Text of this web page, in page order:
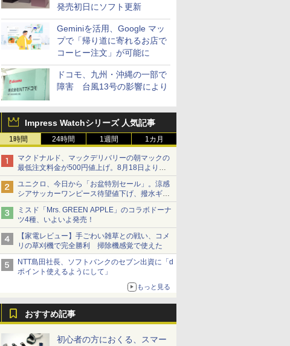
発売初日にソフト更新
Geminiを活用、Google マッ
プで「帰り道に寄れるお店で
コーヒー注文」が可能に
ドコモ、九州・沖縄の一部で
障害 台風13号の影響により
Impress Watchシリーズ 人気記事
1時間 24時間 1週間 1カ月
マクドナルド、マックデリバリーの朝マックの
最低注文料金が500円値上げ。8月18日より
1,500円から受付
ユニクロ、今日から「お盆特別セール」。涼感
シアサッカーワンピース待望値下げ、撥水ギア
ショーツは1990円に
ミスド「Mrs. GREEN APPLE」のコラボドーナ
ツ4種、いよいよ発売！
【家電レビュー】手ごわい雑草との戦い、コメ
リの草刈機で完全勝利 掃除機感覚で使えた
NTT島田社長、ソフトバンクのセブン出資に「d
ポイント使えるようにして」
もっと見る
おすすめ記事
初心者の方におくる、スマー